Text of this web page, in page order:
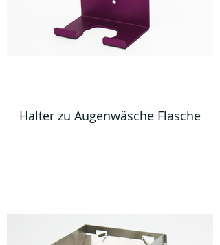
Halter zu Augenwäsche Flasche